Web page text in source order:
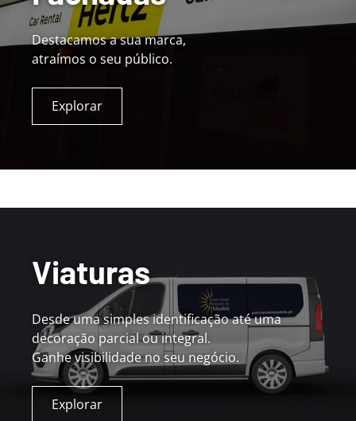
Destacamos a sua marca,
atraímos o seu público.
Explorar
Viaturas
Desde uma simples identificação até uma
decoração parcial ou integral.
Ganhe visibilidade no seu negócio.
Explorar